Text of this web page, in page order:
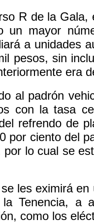
R de la Gala,
un mayor
a unidades
pesos, sin
era
al padrón
con la tasa
refrendo de
por ciento del
por lo cual se
les eximirá
Tenencia, a
como los